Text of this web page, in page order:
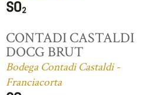
CONTADI CASTALDI
DOCG BRUT
Bodega Contadi Castaldi -
Franciacorta